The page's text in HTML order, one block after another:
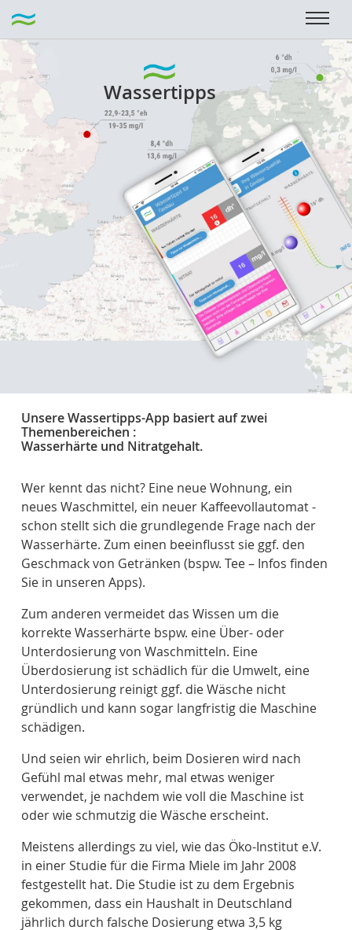
Wassertipps
Unsere Wassertipps-App basiert auf zwei
Themenbereichen :
Wasserhärte und Nitratgehalt.
Wer kennt das nicht? Eine neue Wohnung, ein
neues Waschmittel, ein neuer Kaffeevollautomat -
schon stellt sich die grundlegende Frage nach der
Wasserhärte. Zum einen beeinflusst sie ggf. den
Geschmack von Getränken (bspw. Tee – Infos finden
Sie in unseren Apps).
Zum anderen vermeidet das Wissen um die
korrekte Wasserhärte bspw. eine Über- oder
Unterdosierung von Waschmitteln. Eine
Überdosierung ist schädlich für die Umwelt, eine
Unterdosierung reinigt ggf. die Wäsche nicht
gründlich und kann sogar langfristig die Maschine
schädigen.
Und seien wir ehrlich, beim Dosieren wird nach
Gefühl mal etwas mehr, mal etwas weniger
verwendet, je nachdem wie voll die Maschine ist
oder wie schmutzig die Wäsche erscheint.
Meistens allerdings zu viel, wie das Öko-Institut e.V.
in einer Studie für die Firma Miele im Jahr 2008
festgestellt hat. Die Studie ist zu dem Ergebnis
gekommen, dass ein Haushalt in Deutschland
jährlich durch falsche Dosierung etwa 3,5 kg